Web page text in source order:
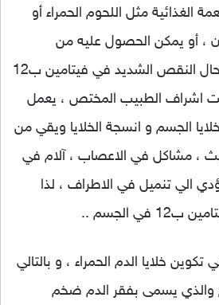
من الاطعمة الغذائية مثل اللحوم الحمراء أو
، أو يمكن الحصول عليه من
المكملات الغذائية في حال النقص الشديد في فيتامين ب12
اشراف الطبيب المختص ، يعمل
في بناء خلايا الجسم و انسجة الخلايا ويقي من
، مشاكل في الاعصاب ، آلام في
الي تنميل في الاطراف ، لذا
الجسم ..
فيتامين ب12 في تكوين خلايا الدم الحمراء ، و بالتالي
والذي يسمى بفقر الدم ضخم